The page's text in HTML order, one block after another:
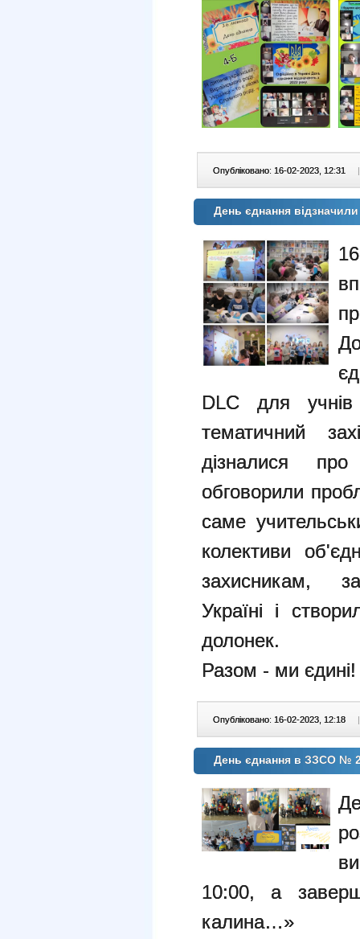
Опубліковано: 16-02-2023, 12:31 |
День єднання
DLC для
тематичний
дізналися
обговорили
саме
колективи
захисникам,
Україні і
долонек.
Разом - ми єдині!
Опубліковано: 16-02-2023, 12:18 |
День єднання в ЗЗСО №
10:00, а
калина…»